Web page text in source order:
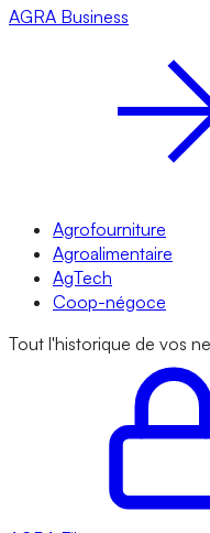
AGRA Business
Agrofourniture
Agroalimentaire
AgTech
Coop-négoce
Tout l'historique de vos